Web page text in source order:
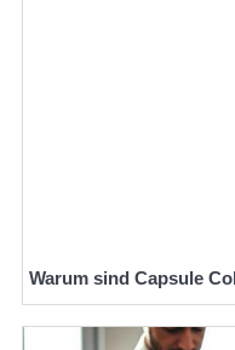
Warum sind Capsule